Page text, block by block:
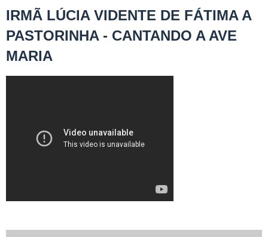
IRMÃ LÚCIA VIDENTE DE FÁTIMA A
PASTORINHA - CANTANDO A AVE
MARIA